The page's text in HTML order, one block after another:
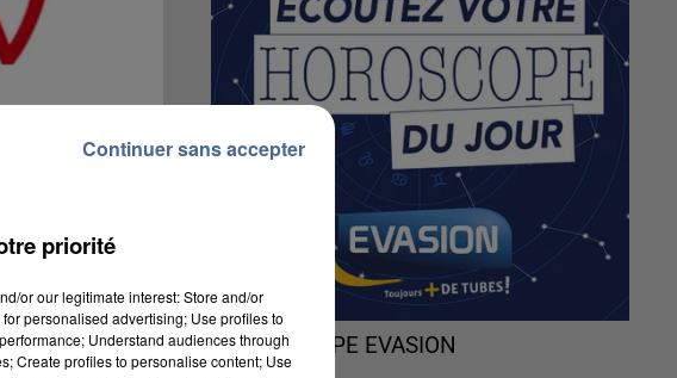
L'HOROSCOPE EVASION
priorité
or our legitimate interest: Store and/or
personalised advertising; Use profiles to
Understand audiences through
Create profiles to personalise content; Use
Continuer sans accepter